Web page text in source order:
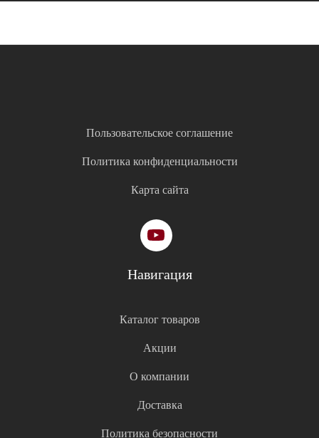
Пользовательское соглашение
Политика конфиденциальности
Карта сайта
Навигация
Каталог товаров
Акции
О компании
Доставка
Политика безопасности